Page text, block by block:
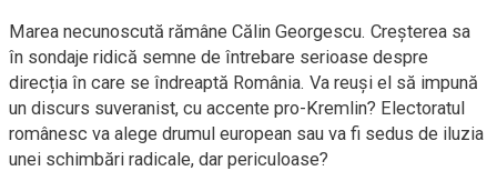
Marea necunoscută rămâne Călin Georgescu. Creșterea sa
în sondaje ridică semne de întrebare serioase despre
direcția în care se îndreaptă România. Va reuși el să impună
un discurs suveranist, cu accente pro-Kremlin? Electoratul
românesc va alege drumul european sau va fi sedus de iluzia
unei schimbări radicale, dar periculoase?